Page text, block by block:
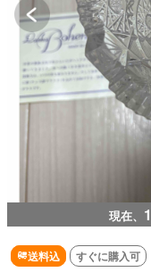
現在、 1
送料込 すぐに購入可